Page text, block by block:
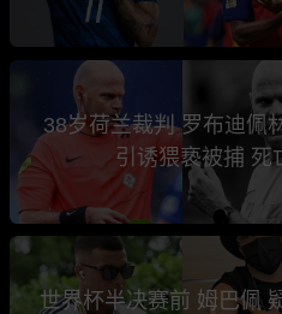
38岁荷兰裁判 罗布迪佩
引诱猥亵被捕 死
世界杯半决赛前 姆巴佩